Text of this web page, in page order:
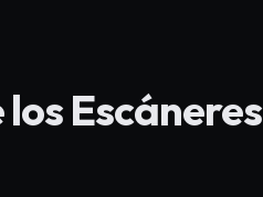
Escáneres